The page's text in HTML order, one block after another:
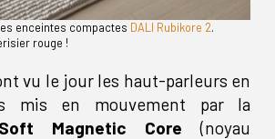
enceintes compactes DALI Rubikore 2.
rouge !
vu le jour les haut-parleurs en
mis en mouvement par la
Soft Magnetic Core (noyau